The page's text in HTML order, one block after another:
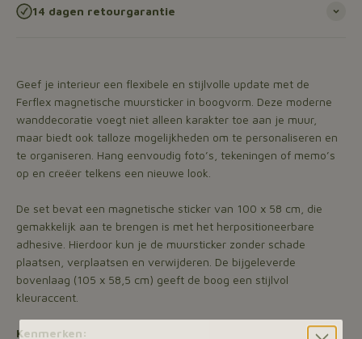
14 dagen retourgarantie
Geef je interieur een flexibele en stijlvolle update met de
Ferflex magnetische muursticker in boogvorm. Deze moderne
wanddecoratie voegt niet alleen karakter toe aan je muur,
maar biedt ook talloze mogelijkheden om te personaliseren en
te organiseren. Hang eenvoudig foto’s, tekeningen of memo’s
op en creëer telkens een nieuwe look.
De set bevat een magnetische sticker van 100 x 58 cm, die
gemakkelijk aan te brengen is met het herpositioneerbare
adhesive. Hierdoor kun je de muursticker zonder schade
plaatsen, verplaatsen en verwijderen. De bijgeleverde
bovenlaag (105 x 58,5 cm) geeft de boog een stijlvol
kleuraccent.
Kenmerken: